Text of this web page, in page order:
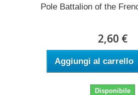
Pole Battalion of the
2,60 €
Aggiungi al carrello
Disponibile